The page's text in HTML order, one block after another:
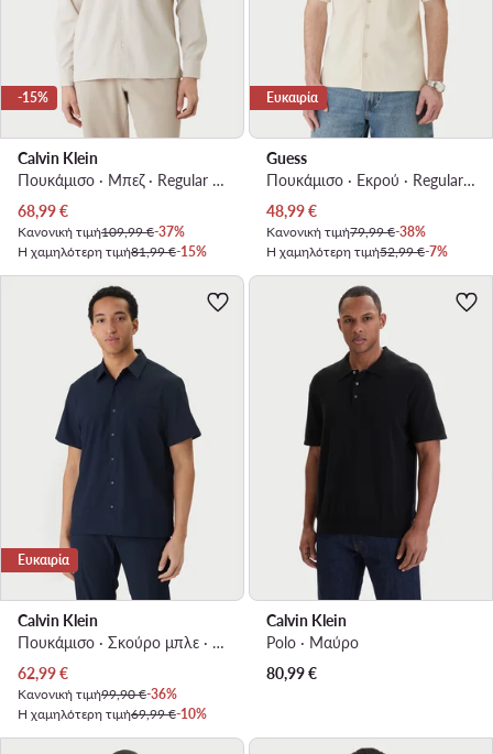
-15%
Calvin Klein
Πουκάμισο · Μπεζ · Regular Fit
Τρέχουσα τιμή
68,99€
Κανονική τιμή109,99 €-37%
Η χαμηλότερη τιμή81,99 €-15%
Ευκαιρία
Guess
Πουκάμισο · Εκρού · Regular Fit
Τρέχουσα τιμή
48,99€
Κανονική τιμή79,99 €-38%
Η χαμηλότερη τιμή52,99 €-7%
Ευκαιρία
Calvin Klein
Πουκάμισο · Σκούρο μπλε · Regular Fit
Τρέχουσα τιμή
62,99€
Κανονική τιμή99,90 €-36%
Η χαμηλότερη τιμή69,99 €-10%
Calvin Klein
Polo · Μαύρο
80,99€